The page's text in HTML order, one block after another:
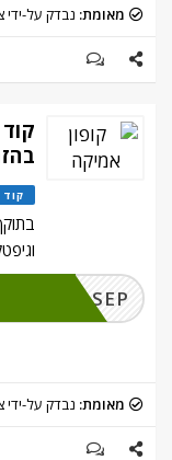
מאומת: נבדק על-ידי
קוד
SEP
מאומת: נבדק על-ידי